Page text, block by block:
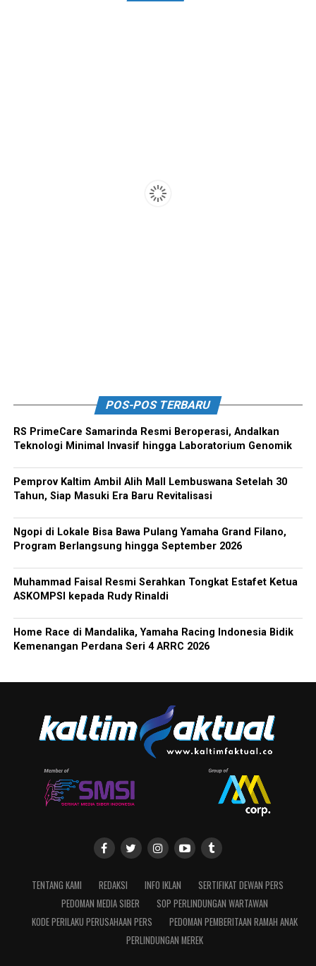
POS-POS TERBARU
RS PrimeCare Samarinda Resmi Beroperasi, Andalkan
Teknologi Minimal Invasif hingga Laboratorium Genomik
Pemprov Kaltim Ambil Alih Mall Lembuswana Setelah 30
Tahun, Siap Masuki Era Baru Revitalisasi
Ngopi di Lokale Bisa Bawa Pulang Yamaha Grand Filano,
Program Berlangsung hingga September 2026
Muhammad Faisal Resmi Serahkan Tongkat Estafet Ketua
ASKOMPSI kepada Rudy Rinaldi
Home Race di Mandalika, Yamaha Racing Indonesia Bidik
Kemenangan Perdana Seri 4 ARRC 2026
TENTANG KAMI REDAKSI INFO IKLAN
SERTIFIKAT DEWAN PERS
PEDOMAN MEDIA SIBER
SOP PERLINDUNGAN WARTAWAN
KODE PERILAKU PERUSAHAAN PERS
PEDOMAN PEMBERITAAN RAMAH ANAK
PERLINDUNGAN MEREK